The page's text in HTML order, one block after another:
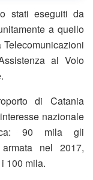
stati eseguiti da
a quello
al Volo
di Catania
nazionale
90 mila gli
nel 2017,
100 mila.